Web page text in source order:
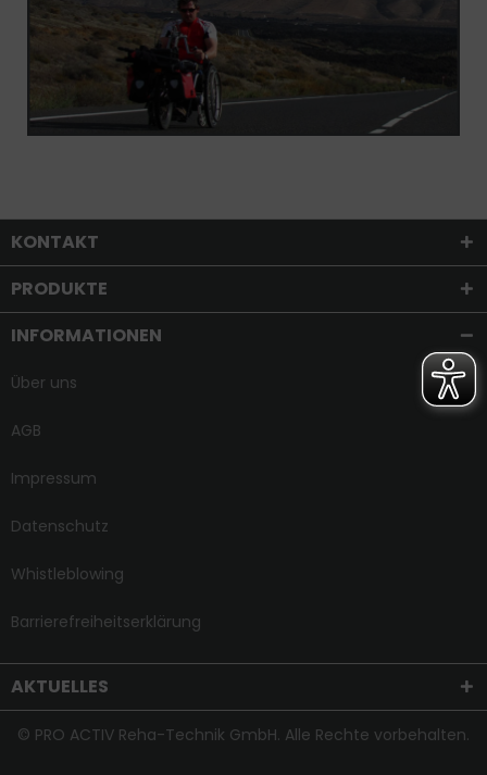
KONTAKT
PRODUKTE
INFORMATIONEN
Über uns
AGB
Impressum
Datenschutz
Whistleblowing
Barrierefreiheitserklärung
AKTUELLES
© PRO ACTIV Reha-Technik GmbH. Alle Rechte vorbehalten.